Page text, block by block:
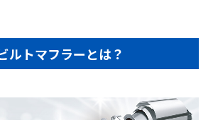
ルトマフラーとは？